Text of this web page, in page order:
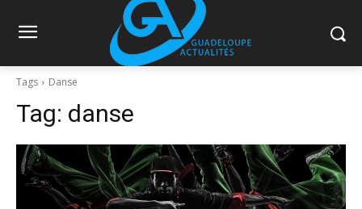
Tags Danse
Tag: danse